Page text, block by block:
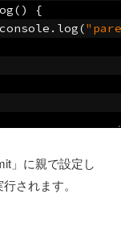
()
{
			console
. log(
」に親で設定し
されます。